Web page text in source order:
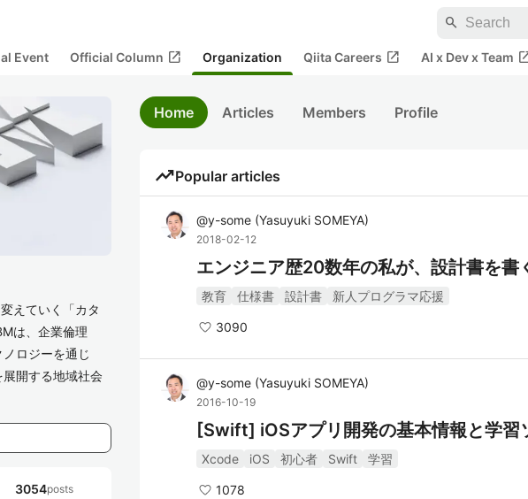
search
Event Official Column open_in_new Organization Qiita Careers open_in_new AI x Dev x Team
えていく「カタ
は、企業倫理
ロジーを通じ
開する地域社会
3054posts
Home Articles Members Profile
trending_upPopular articles
@y-some (Yasuyuki SOMEYA)
2018-02-12
エンジニア歴20数年の私が、設計書を書
教育 仕様書 設計書 新人プログラマ応援
3090
@y-some (Yasuyuki SOMEYA)
2016-10-19
[Swift] iOSアプリ開発の基本情報と学習
Xcode iOS 初心者 Swift 学習
1078